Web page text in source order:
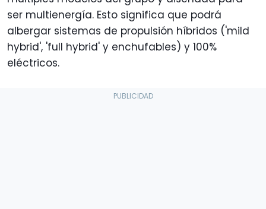
ser multienergía. Esto significa que podrá
albergar sistemas de propulsión híbridos ('mild
hybrid', 'full hybrid' y enchufables) y 100%
eléctricos.